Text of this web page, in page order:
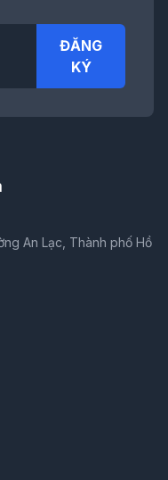
ĐĂNG
KÝ
An Lạc, Thành phố Hồ